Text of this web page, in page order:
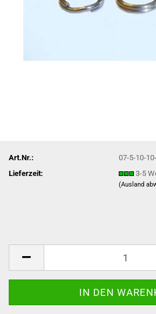
Art.Nr.:
07-5-10-
Lieferzeit:
3-5
(Ausland